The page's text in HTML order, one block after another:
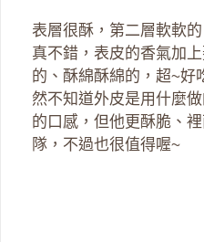
表層很酥，第二層軟軟
真不錯，表皮的香氣加
的、酥綿酥綿的，超~好
然不知道外皮是用什麼
的口感，但他更酥脆、
隊，不過也很值得喔~